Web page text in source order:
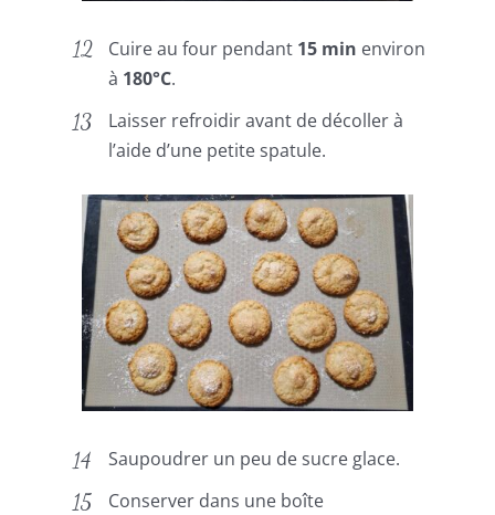
Cuire au four pendant 15 min environ
à 180°C.
Laisser refroidir avant de décoller à
l’aide d’une petite spatule.
Saupoudrer un peu de sucre glace.
Conserver dans une boîte